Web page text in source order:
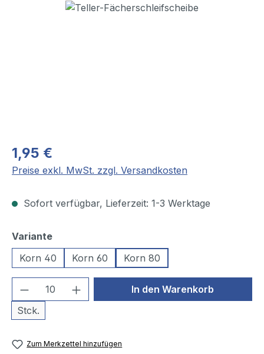
Bildergalerie überspringen
1,95 €
Preise exkl. MwSt. zzgl. Versandkosten
Sofort verfügbar, Lieferzeit: 1-3 Werktage
Varianteauswählen
Korn 40
Korn 60 Korn 80
Produkt Anzahl: Gib den
Stck.
In den Warenkorb
Zum Merkzettel hinzufügen